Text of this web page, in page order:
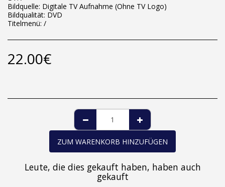
Bildquelle: Digitale TV Aufnahme (Ohne TV Logo)
Bildqualität: DVD
Titelmenü: /
22.00€
ZUM WARENKORB HINZUFÜGEN
Leute, die dies gekauft haben, haben auch
gekauft